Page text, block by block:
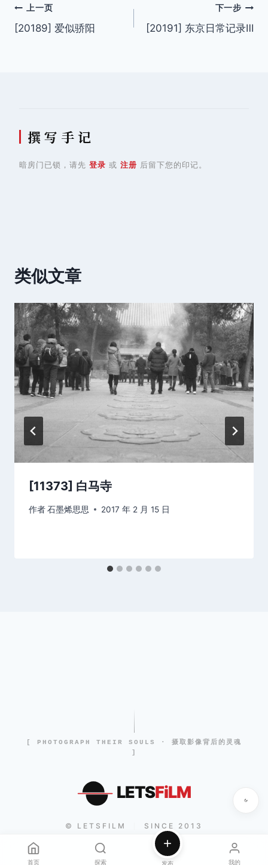
文
章
上一页
[20189] 爱似骄阳
下一步
[20191] 东京日常记录Ⅲ
撰 写 手 记
暗房门已锁，请先 登录 或 注册 后留下您的印记。
类似文章
[11373] 白马寺
作者石墨烯思思 2017 年 2 月 15 日
[ PHOTOGRAPH THEIR SOULS · 摄取影像背后的灵魂
]
LETSFiLM
© LETSFILM SINCE 2013
首页 探索 发布 我的